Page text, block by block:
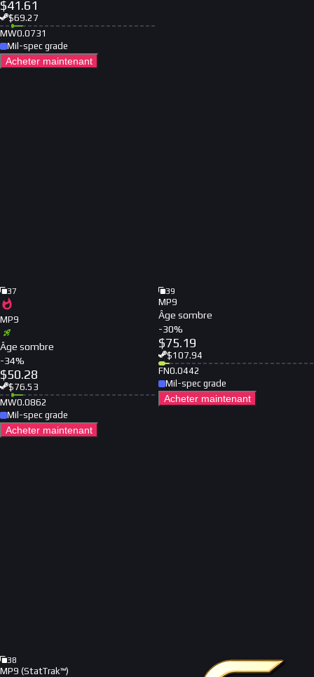
$41.61
$69.27
MW0.0731
Mil-spec grade
Acheter maintenant
37
MP9
Âge sombre
-34%
$50.28
$76.53
MW0.0862
Mil-spec grade
Acheter maintenant
39
MP9
Âge sombre
-30%
$75.19
$107.94
FN0.0442
Mil-spec grade
Acheter maintenant
38
MP9 (StatTrak™)